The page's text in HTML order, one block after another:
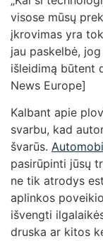
visose mūsų
įkrovimas yra
jau paskelbė,
išleidimą būtent
News Europe]
Kalbant apie
svarbu, kad
švarūs.
pasirūpinti jūsų
ne tik atrodys
aplinkos
išvengti
druska ar kitos